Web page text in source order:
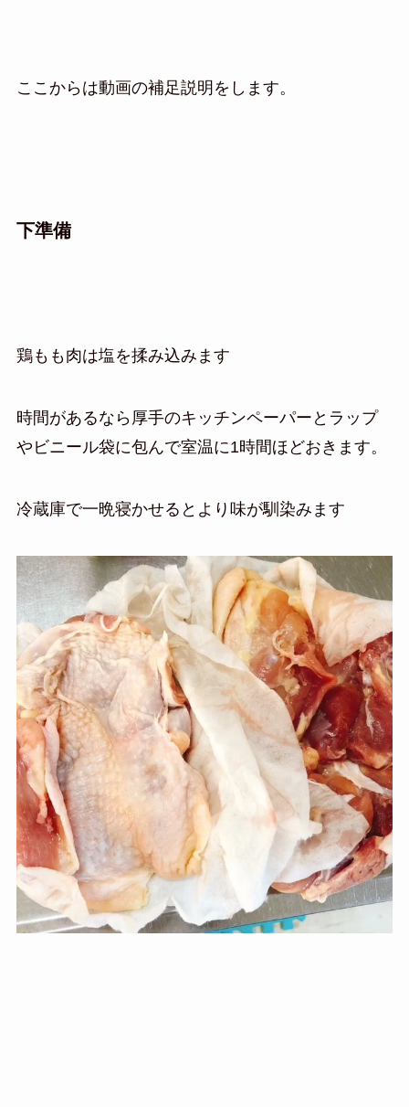
ここからは動画の補足説明をします。
下準備
鶏もも肉は塩を揉み込みます
時間があるなら厚手のキッチンペーパーとラップ
やビニール袋に包んで室温に1時間ほどおきます。
冷蔵庫で一晩寝かせるとより味が馴染みます